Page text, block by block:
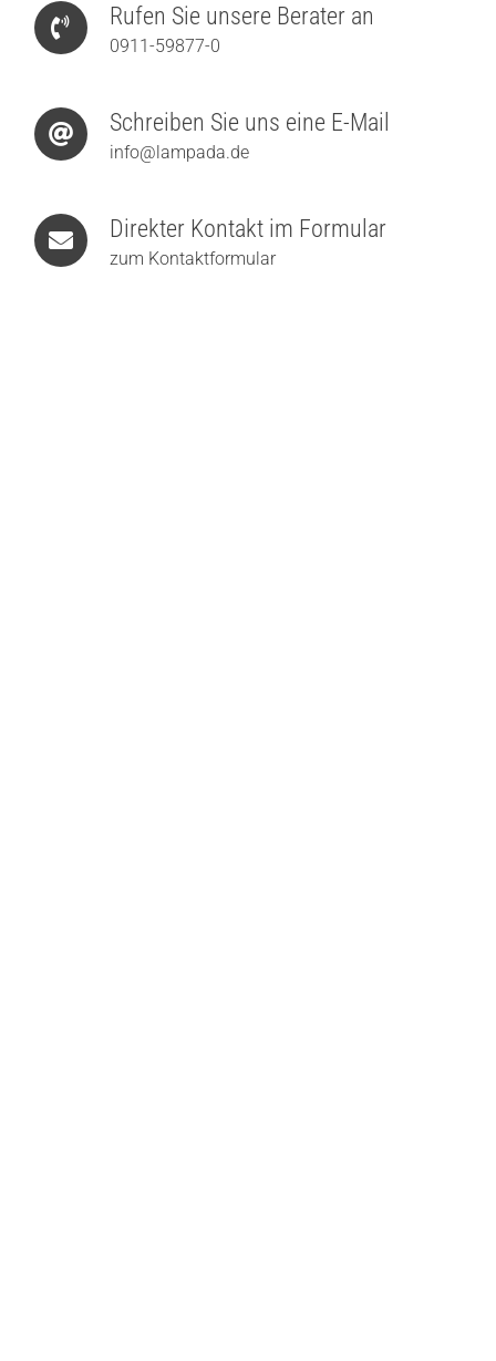
Rufen Sie unsere Berater an
0911-59877-0
Schreiben Sie uns eine E-Mail
info@lampada.de
Direkter Kontakt im Formular
zum Kontaktformular